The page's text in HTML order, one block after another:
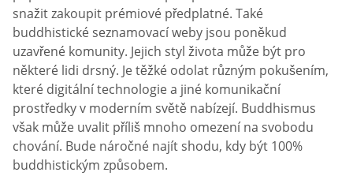
snažit zakoupit prémiové předplatné. Také
buddhistické seznamovací weby jsou poněkud
uzavřené komunity. Jejich styl života může být pro
některé lidi drsný. Je těžké odolat různým pokušením,
které digitální technologie a jiné komunikační
prostředky v moderním světě nabízejí. Buddhismus
však může uvalit příliš mnoho omezení na svobodu
chování. Bude náročné najít shodu, kdy být 100%
buddhistickým způsobem.